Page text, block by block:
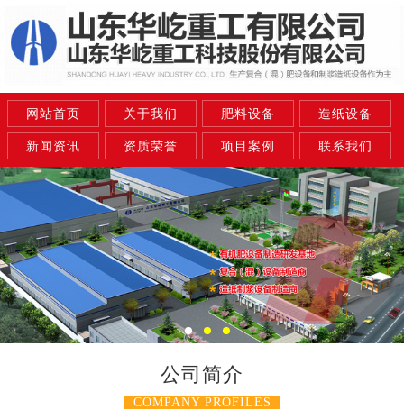
网站首页 关于我们 肥料设备 造纸设备
新闻资讯 资质荣誉 项目案例 联系我们
公司简介
COMPANY PROFILES